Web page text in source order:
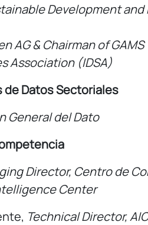
Developmentand
AG & Chairman ofGAMS
Association (IDSA)
de Datos Sectoriales
General del Dato
Director, Centro de
Center
Technical Director,